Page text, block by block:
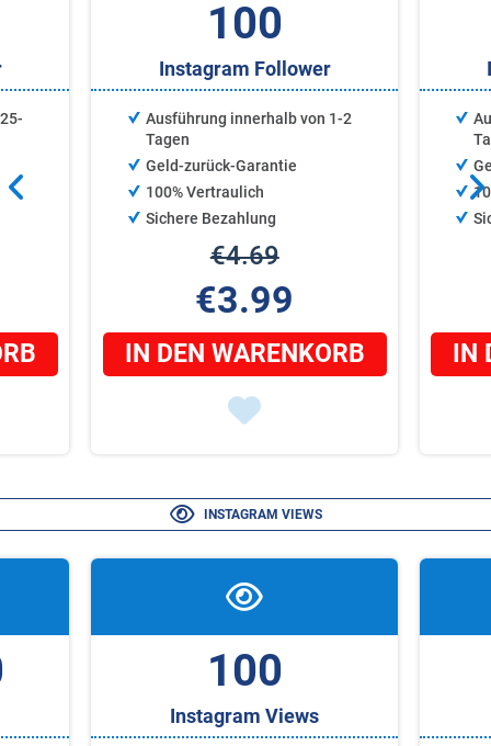
100
Instagram Follower
Ausführung innerhalb von 1-2
Tagen
Geld-zurück-Garantie
100% Vertraulich
Sichere Bezahlung
€4.69
€3.99
IN DEN WARENKORB
INSTAGRAM VIEWS
100
Instagram Views